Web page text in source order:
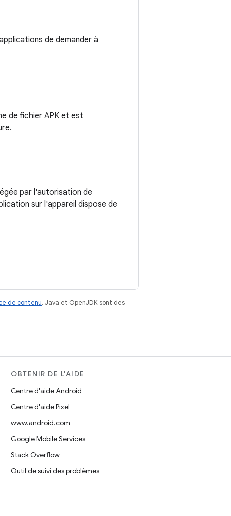
de demander à
de fichier APK et est
par l'autorisation de
sur l'appareil dispose de
de contenu. Java et OpenJDK sont des
OBTENIR DE L'AIDE
Centre d'aide Android
Centre d'aide Pixel
www.android.com
Google Mobile Services
Stack Overflow
Outil de suivi des problèmes